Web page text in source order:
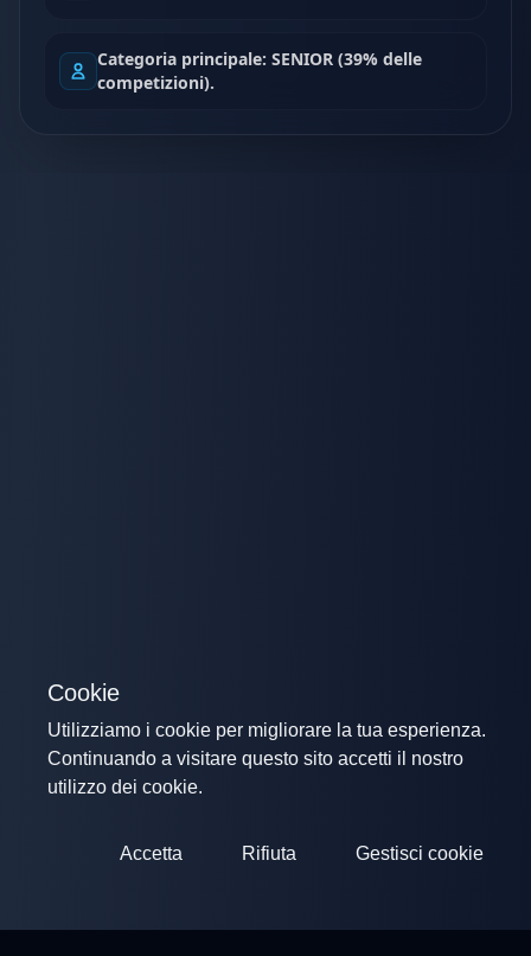
Categoria principale: SENIOR (39% delle
competizioni).
Cookie
Utilizziamo i cookie per migliorare la tua esperienza.
Continuando a visitare questo sito accetti il nostro
utilizzo dei cookie.
Accetta Rifiuta Gestisci cookie